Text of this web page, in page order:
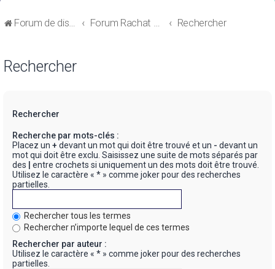
Forum de discussions sur le Regroupement de Crédits et le Rachat de Crédits Forum Rachat de Crédits Rechercher
Rechercher
Rechercher
Recherche par mots-clés :
Placez un + devant un mot qui doit être trouvé et un - devant un
mot qui doit être exclu. Saisissez une suite de mots séparés par
des
entre crochets si uniquement un des mots doit être trouvé.
Utilisez le caractère « * » comme joker pour des recherches
partielles.
Rechercher tous les termes
Rechercher n’importe lequel de ces termes
Rechercher par auteur :
Utilisez le caractère « * » comme joker pour des recherches
partielles.